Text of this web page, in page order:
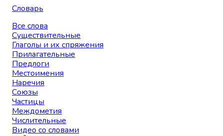
Словарь
Все слова
Существительные
Глаголы и их спряжения
Прилагательные
Предлоги
Местоимения
Наречия
Союзы
Частицы
Междометия
Числительные
Видео со словами